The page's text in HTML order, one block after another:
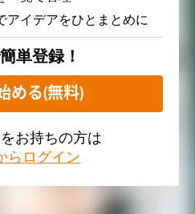
アイデアをひとまとめに
単登録！
める(無料)
お持ちの方は
らログイン